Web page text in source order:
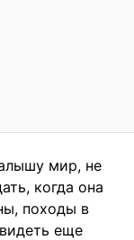
мир, не
когда она
походы в
еще